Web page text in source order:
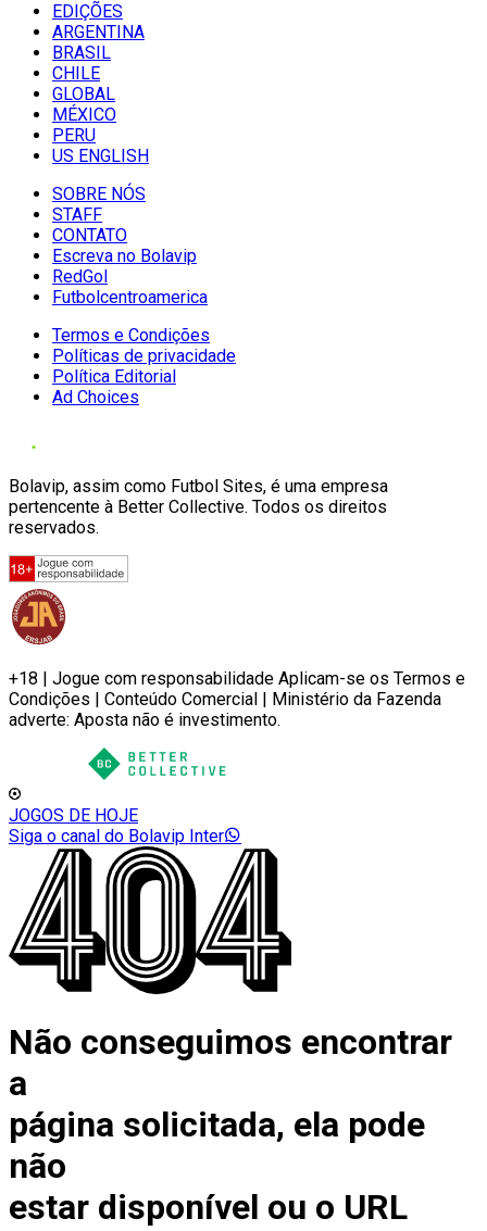
EDIÇÕES
ARGENTINA
BRASIL
CHILE
GLOBAL
MÉXICO
PERU
US ENGLISH
SOBRE NÓS
STAFF
CONTATO
Escreva no Bolavip
RedGol
Futbolcentroamerica
Termos e Condições
Políticas de privacidade
Política Editorial
Ad Choices
Bolavip, assim como Futbol Sites, é uma empresa
pertencente à Better Collective. Todos os direitos
reservados.
+18 | Jogue com responsabilidade Aplicam-se os Termos e
Condições | Conteúdo Comercial | Ministério da Fazenda
adverte: Aposta não é investimento.
JOGOS DE HOJE
Siga o canal do Bolavip Inter
Não conseguimos encontrar
a
página solicitada, ela pode
não
estar disponível ou o URL